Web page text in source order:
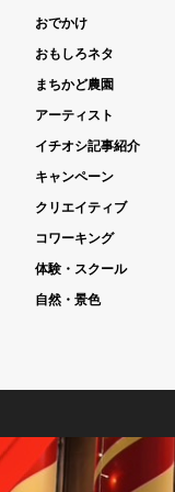
おでかけ
おもしろネタ
まちかど農園
アーティスト
イチオシ記事紹介
キャンペーン
クリエイティブ
コワーキング
体験・スクール
自然・景色